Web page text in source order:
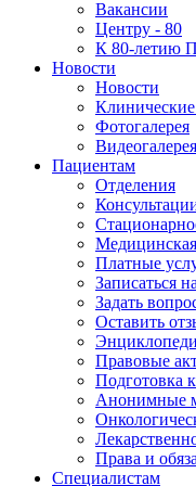
Вакансии
Центру - 80
К 80-летию
Новости
Новости
Клинические
Фотогалерея
Видеогалерея
Пациентам
Отделения
Платные
Записаться
Задать
Оставить
Правовые
Подготовка
Анонимные
Права и
Специалистам